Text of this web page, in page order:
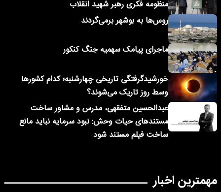
منظومه فکری رهبر شهید انقلاب
روس‌ها به بوشهر برمی‌گردند
ماجرای پیامک‌ سهمیه جنگ کنکور
خورشیدگرفتگی تاریخی چهارشنبه؛ کدام کشورها
وسط روز تاریک می‌شوند؟
عبدالحسین متفقهی، مدرس و مشاور ساخت
مستندهای حیات وحش: نبود سرمایه نباید مانع
ساخت فیلم مستند شود
مهمترین اخبار